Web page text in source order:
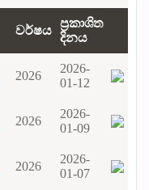
වර්ෂය
ප්‍රකාශිත
දිනය
2026
2026-
01-12
2026
2026-
01-09
2026
2026-
01-07